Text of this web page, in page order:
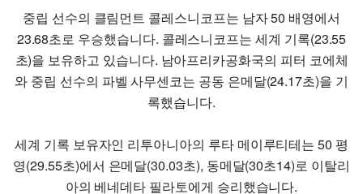
중립 선수의 클림먼트 콜레스니코프는 남자 50 배영에서
23.68초로 우승했습니다. 콜레스니코프는 세계 기록(23.55
초)을 보유하고 있습니다. 남아프리카공화국의 피터 코에체
와 중립 선수의 파벨 사무센코는 공동 은메달(24.17초)을 기
록했습니다.
세계 기록 보유자인 리투아니아의 루타 메이루티테는 50 평
영(29.55초)에서 은메달(30.03초), 동메달(30초14)로 이탈리
아의 베네데타 필라토에게 승리했습니다.